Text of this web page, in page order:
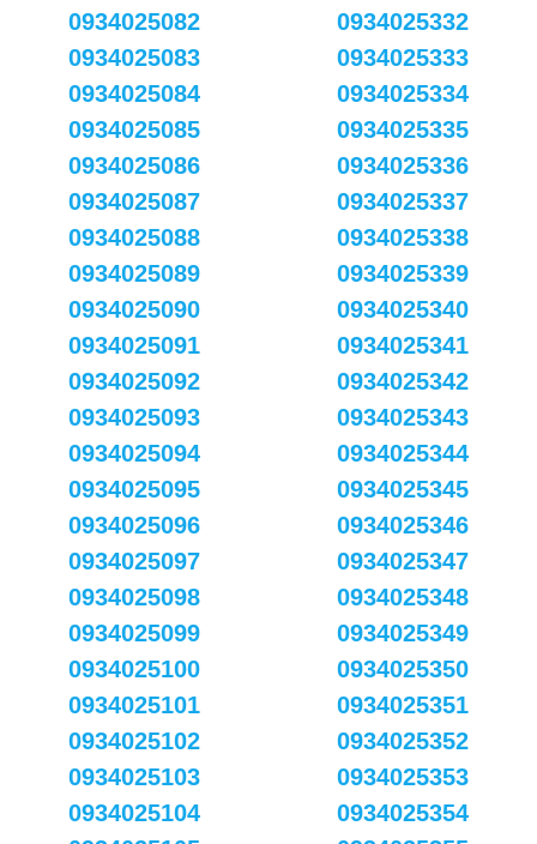
0934025082
0934025083
0934025084
0934025085
0934025086
0934025087
0934025088
0934025089
0934025090
0934025091
0934025092
0934025093
0934025094
0934025095
0934025096
0934025097
0934025098
0934025099
0934025100
0934025101
0934025102
0934025103
0934025104
0934025332
0934025333
0934025334
0934025335
0934025336
0934025337
0934025338
0934025339
0934025340
0934025341
0934025342
0934025343
0934025344
0934025345
0934025346
0934025347
0934025348
0934025349
0934025350
0934025351
0934025352
0934025353
0934025354